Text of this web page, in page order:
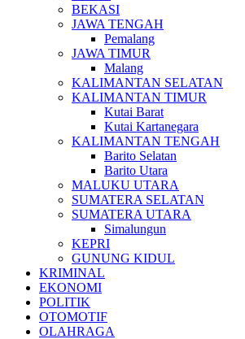
BEKASI
JAWA TENGAH
Pemalang
JAWA TIMUR
Malang
KALIMANTAN SELATAN
KALIMANTAN TIMUR
Kutai Barat
Kutai Kartanegara
KALIMANTAN TENGAH
Barito Selatan
Barito Utara
MALUKU UTARA
SUMATERA SELATAN
SUMATERA UTARA
Simalungun
KEPRI
GUNUNG KIDUL
KRIMINAL
EKONOMI
POLITIK
OTOMOTIF
OLAHRAGA